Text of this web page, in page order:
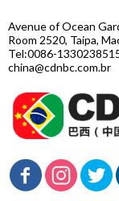
Avenue of Ocean
Room 2520, Taipa,
Tel:0086-
china@cdnbc.com.br